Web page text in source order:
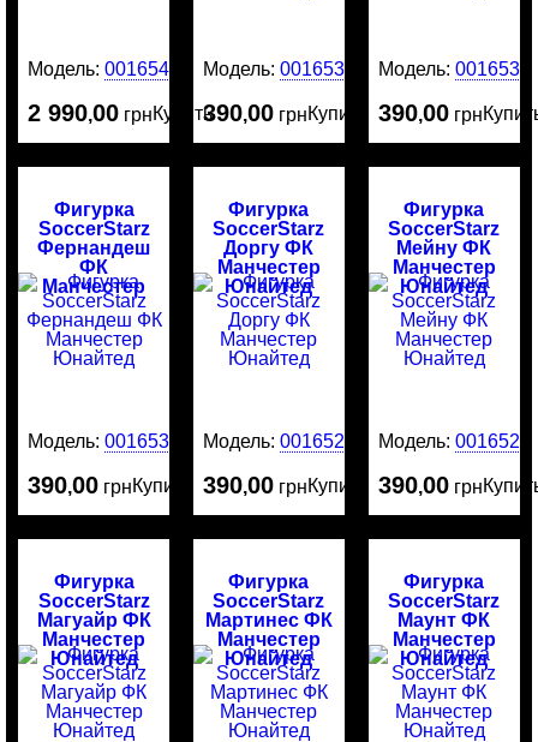
Модель:0016544
2 990,00 грнКупить
Модель:0016534
390,00 грнКупить
Модель: 0016532
390,00 грн
Фигурка
SoccerStarz
Фернандеш
ФК
Манчестер
Юнайтед
Модель:0016530
390,00 грнКупить
Фигурка
SoccerStarz
Доргу ФК
Манчестер
Юнайтед
Модель:0016529
390,00 грнКупить
Фигурка
SoccerStarz
Мейну ФК
Манчестер
Юнайтед
Модель: 0016528
390,00 грн
Фигурка
SoccerStarz
Магуайр ФК
Манчестер
Юнайтед
Фигурка
SoccerStarz
Мартинес ФК
Манчестер
Юнайтед
Фигурка
SoccerStarz
Маунт ФК
Манчестер
Юнайтед